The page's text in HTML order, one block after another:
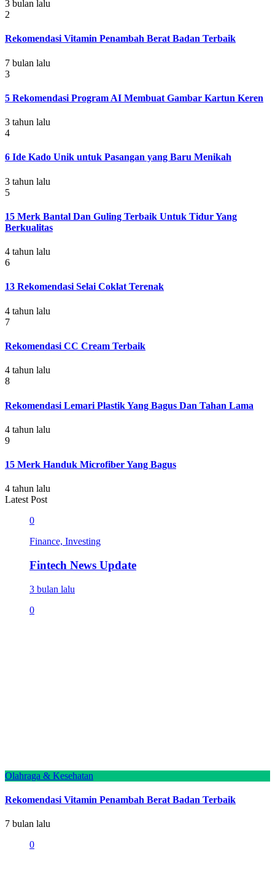
3 bulan lalu
2
Rekomendasi Vitamin Penambah Berat Badan Terbaik
7 bulan lalu
3
5 Rekomendasi Program AI Membuat Gambar Kartun Keren
3 tahun lalu
4
6 Ide Kado Unik untuk Pasangan yang Baru Menikah
3 tahun lalu
5
15 Merk Bantal Dan Guling Terbaik Untuk Tidur Yang
Berkualitas
4 tahun lalu
6
13 Rekomendasi Selai Coklat Terenak
4 tahun lalu
7
Rekomendasi CC Cream Terbaik
4 tahun lalu
8
Rekomendasi Lemari Plastik Yang Bagus Dan Tahan Lama
4 tahun lalu
9
15 Merk Handuk Microfiber Yang Bagus
4 tahun lalu
Latest Post
0
Finance, Investing
Fintech News Update
3 bulan lalu
0
Olahraga & Kesehatan
Rekomendasi Vitamin Penambah Berat Badan Terbaik
7 bulan lalu
0